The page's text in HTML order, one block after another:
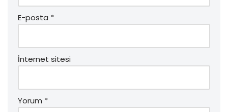
E-posta *
İnternet sitesi
Yorum *